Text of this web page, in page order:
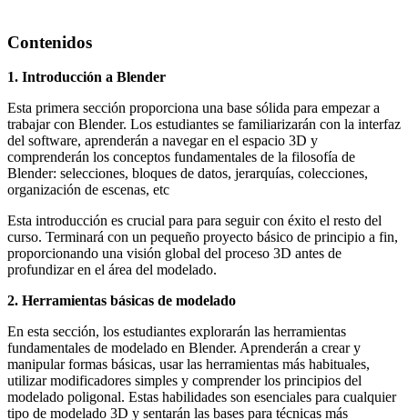
Contenidos
1. Introducción a Blender
Esta primera sección proporciona una base sólida para empezar a
trabajar con Blender. Los estudiantes se familiarizarán con la interfaz
del software, aprenderán a navegar en el espacio 3D y
comprenderán los conceptos fundamentales de la filosofía de
Blender: selecciones, bloques de datos, jerarquías, colecciones,
organización de escenas, etc
Esta introducción es crucial para para seguir con éxito el resto del
curso. Terminará con un pequeño proyecto básico de principio a fin,
proporcionando una visión global del proceso 3D antes de
profundizar en el área del modelado.
2. Herramientas básicas de modelado
En esta sección, los estudiantes explorarán las herramientas
fundamentales de modelado en Blender. Aprenderán a crear y
manipular formas básicas, usar las herramientas más habituales,
utilizar modificadores simples y comprender los principios del
modelado poligonal. Estas habilidades son esenciales para cualquier
tipo de modelado 3D y sentarán las bases para técnicas más